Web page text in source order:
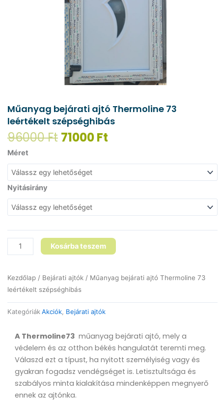
Műanyag bejárati ajtó Thermoline 73
leértékelt szépséghibás
96000Ft Original
was:
96000 Ft.
71000Ft
is:
Méret
Nyitásirány
Műanyag
bejárati
ajtó
Thermoline
73
leértékelt
Kosárba teszem
Kezdőlap / Bejárati ajtók / Műanyag bejárati ajtó Thermoline 73
leértékelt szépséghibás
Kategóriák Akciók Bejárati ajtók
A Thermoline73 műanyag bejárati ajtó, mely a
védelem és az otthon békés hangulatát teremti meg.
Válaszd ezt a típust, ha nyitott személyiség vagy és
gyakran fogadsz vendégséget is. Letisztultsága és
szabályos minta kialakítása mindenképpen megnyerő
ennek az ajtónka.